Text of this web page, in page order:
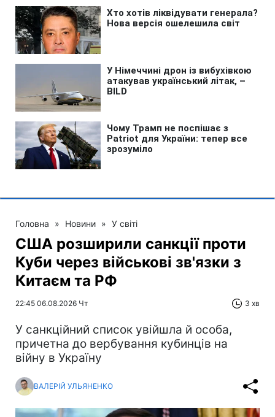
Головна » Новини » У світі
США розширили санкції проти
Куби через військові зв'язки з
Китаєм та РФ
22:45 06.08.2026 Чт 3 хв
У санкційний список увійшла й особа,
причетна до вербування кубинців на
війну в Україну
ВАЛЕРІЙ УЛЬЯНЕНКО